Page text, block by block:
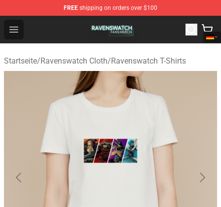
FREE shipping on orders over $100
Open menu
Ravenswatch Shop - Official Ravenswatch Merchandise
Startseite/Ravenswatch Cloth/Ravenswatch T-Shirts